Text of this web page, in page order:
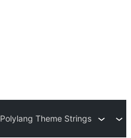
Polylang Theme Strings